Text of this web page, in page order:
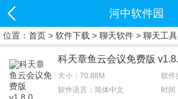
河中软件园
位置： 首页 > 软件下载 > 聊天软件 > 聊天工具
科天章鱼云会议免费版
大小：70.88M
软件
软件语言：简体中文
时间